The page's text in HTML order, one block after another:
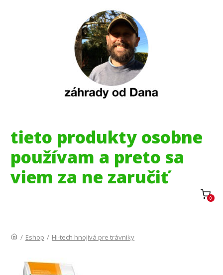
tieto produkty osobne
používam a preto sa
viem za ne zaručiť
0
/ Eshop / Hi-tech hnojivá pre trávniky